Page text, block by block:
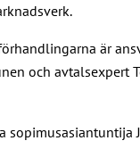
är
och avtalsexpert
sopimusasiantuntija